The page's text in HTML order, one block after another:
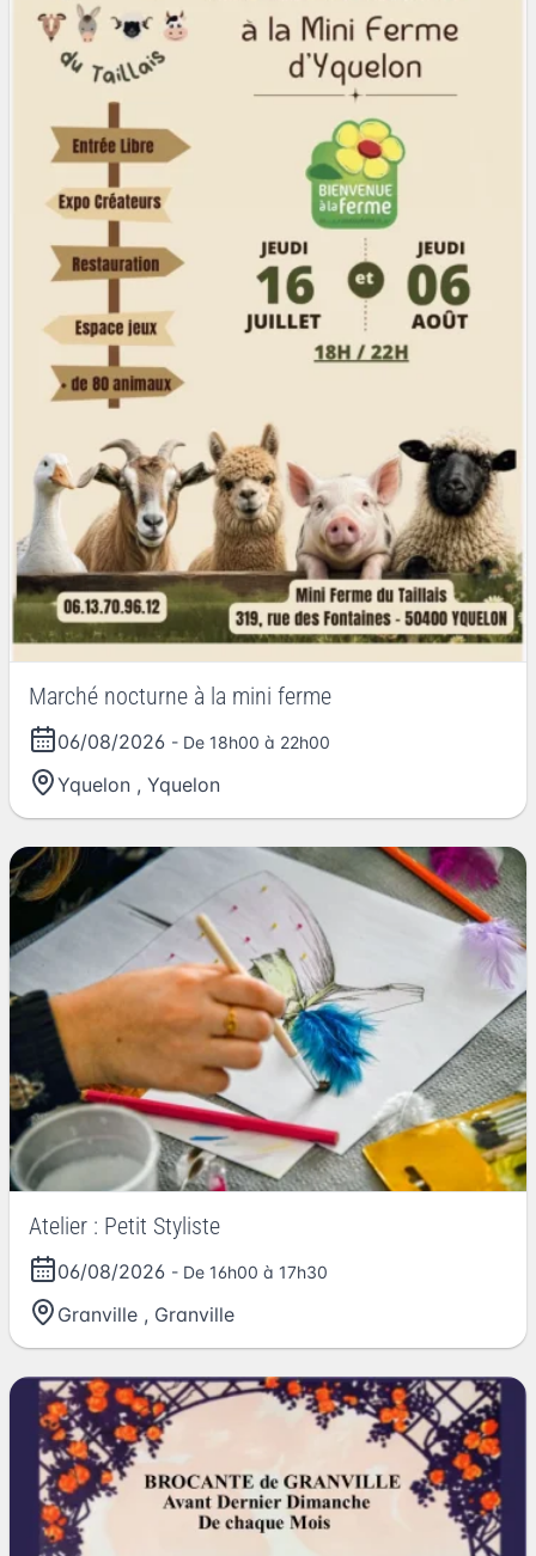
Marché nocturne à la mini ferme
06/08/2026 - De 18h00 à 22h00
Yquelon , Yquelon
Atelier : Petit Styliste
06/08/2026 - De 16h00 à 17h30
Granville , Granville